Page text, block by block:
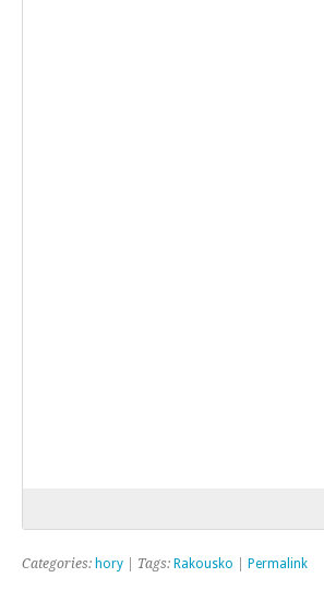
Categories: hory | Tags: Rakousko Permalink